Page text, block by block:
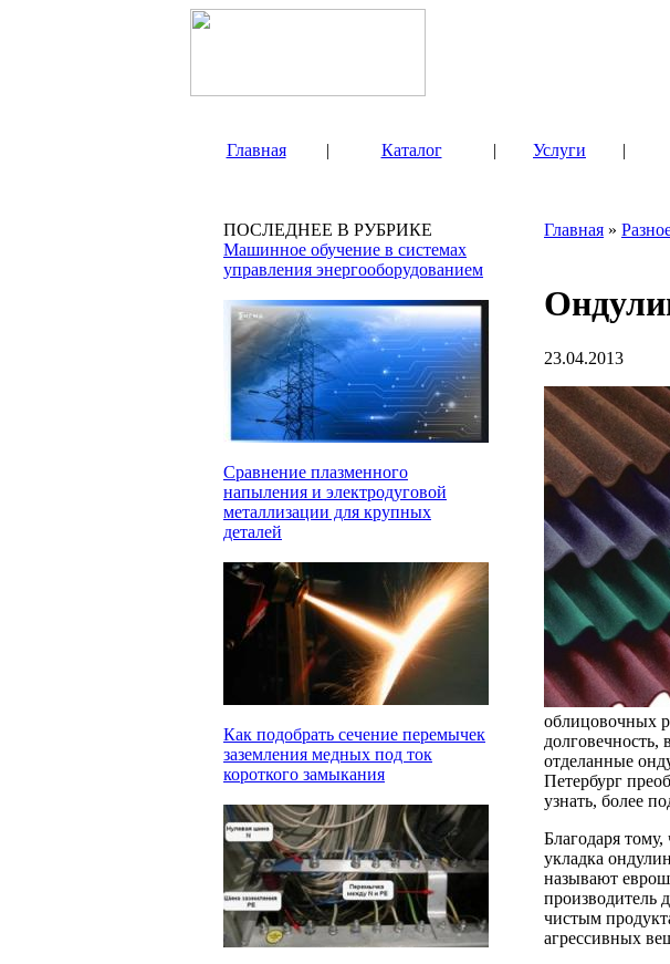
Главная | Каталог | Услуги |
ПОСЛЕДНЕЕ В РУБРИКЕ
Машинное обучение в системах
управления энергооборудованием
Сравнение плазменного
напыления и электродуговой
металлизации для крупных
деталей
Как подобрать сечение перемычек
заземления медных под ток
короткого замыкания
Главная »
23.04.2013
облицовочных
долговечность,
отделанные
Петербург
узнать, более
Благодаря
укладка
называют
производитель
чистым
агрессивных